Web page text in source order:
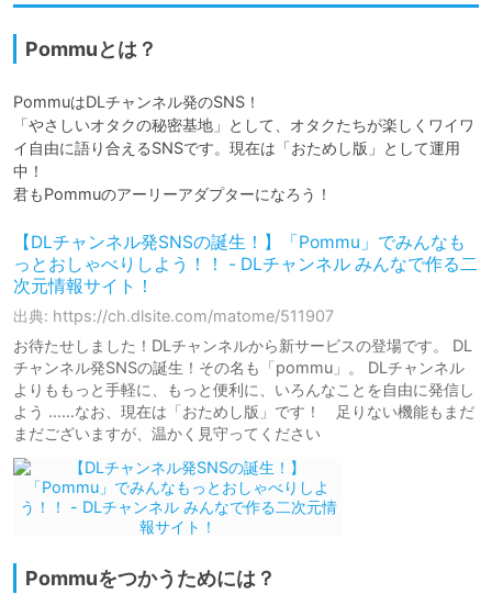
Pommuとは？
PommuはDLチャンネル発のSNS！
「やさしいオタクの秘密基地」として、オタクたちが楽しくワイワ
イ自由に語り合えるSNSです。現在は「おためし版」として運用
中！
君もPommuのアーリーアダプターになろう！
【DLチャンネル発SNSの誕生！】「Pommu」でみんなも
っとおしゃべりしよう！！ - DLチャンネル みんなで作る二
次元情報サイト！
出典: https://ch.dlsite.com/matome/511907
お待たせしました！DLチャンネルから新サービスの登場です。 DL
チャンネル発SNSの誕生！その名も「pommu」。 DLチャンネル
よりももっと手軽に、もっと便利に、いろんなことを自由に発信し
よう ……なお、現在は「おためし版」です！ 足りない機能もまだ
まだございますが、温かく見守ってください
Pommuをつかうためには？